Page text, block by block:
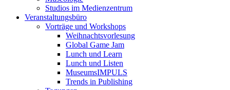
Studios im Medienzentrum
Veranstaltungsbüro
Vorträge und Workshops
Weihnachtsvorlesung
Global Game Jam
Lunch und Learn
Lunch und Listen
MuseumsIMPULS
Trends in Publishing